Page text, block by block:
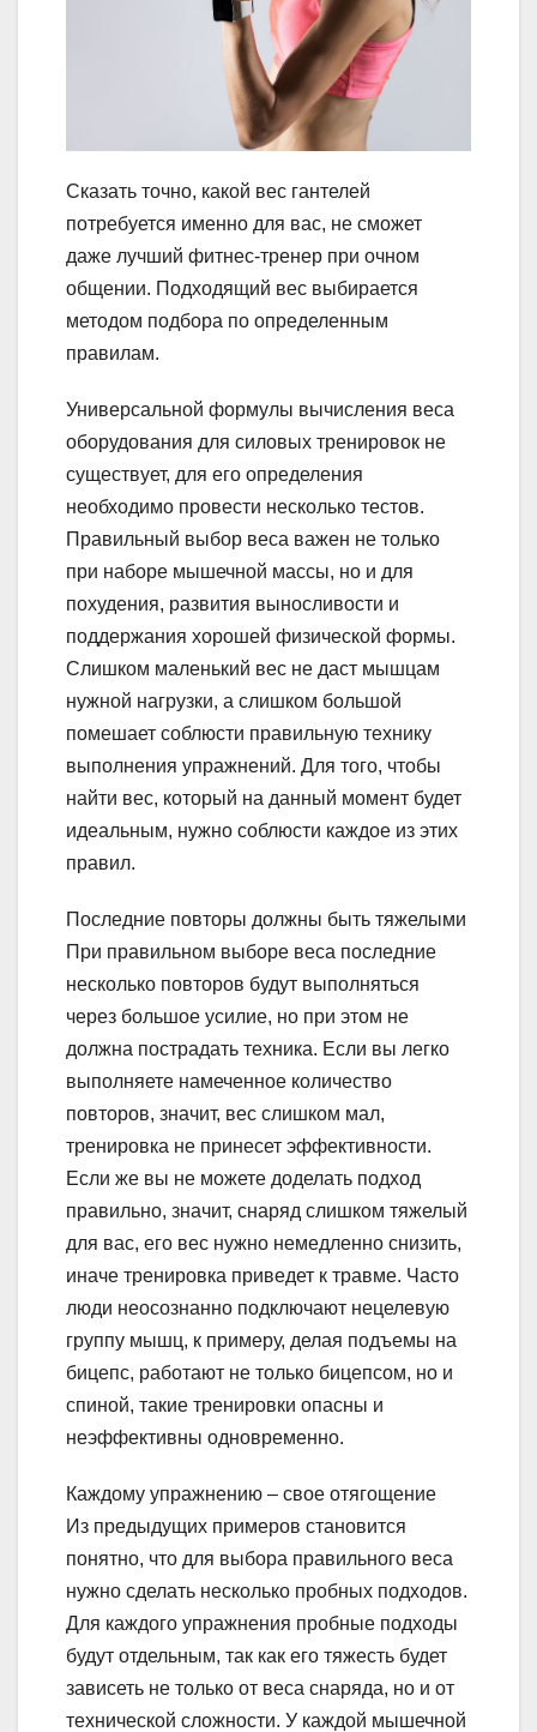
Сказать точно, какой вес гантелей
потребуется именно для вас, не сможет
даже лучший фитнес-тренер при очном
общении. Подходящий вес выбирается
методом подбора по определенным
правилам.
Универсальной формулы вычисления веса
оборудования для силовых тренировок не
существует, для его определения
необходимо провести несколько тестов.
Правильный выбор веса важен не только
при наборе мышечной массы, но и для
похудения, развития выносливости и
поддержания хорошей физической формы.
Слишком маленький вес не даст мышцам
нужной нагрузки, а слишком большой
помешает соблюсти правильную технику
выполнения упражнений. Для того, чтобы
найти вес, который на данный момент будет
идеальным, нужно соблюсти каждое из этих
правил.
Последние повторы должны быть тяжелыми
При правильном выборе веса последние
несколько повторов будут выполняться
через большое усилие, но при этом не
должна пострадать техника. Если вы легко
выполняете намеченное количество
повторов, значит, вес слишком мал,
тренировка не принесет эффективности.
Если же вы не можете доделать подход
правильно, значит, снаряд слишком тяжелый
для вас, его вес нужно немедленно снизить,
иначе тренировка приведет к травме. Часто
люди неосознанно подключают нецелевую
группу мышц, к примеру, делая подъемы на
бицепс, работают не только бицепсом, но и
спиной, такие тренировки опасны и
неэффективны одновременно.
Каждому упражнению – свое отягощение
Из предыдущих примеров становится
понятно, что для выбора правильного веса
нужно сделать несколько пробных подходов.
Для каждого упражнения пробные подходы
будут отдельным, так как его тяжесть будет
зависеть не только от веса снаряда, но и от
технической сложности. У каждой мышечной